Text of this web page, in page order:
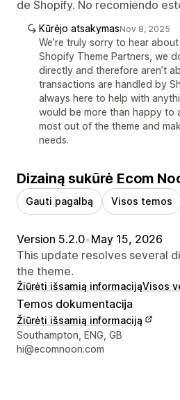
de Shopify. No recomiendo
Kūrėjo atsakymasNov 8, 2025
We’re truly sorry to hear
Shopify Theme Partners, we
directly and therefore aren’t
transactions are handled by
always here to help with
would be more than happy to
most out of the theme and
needs.
Dizainą sukūrė Ecom
Gauti pagalbą Visos temos
Version 5.2.0•May 15, 2026
This update resolves several
the theme.
Žiūrėti išsamią informacijąVisos
Temos dokumentacija
Žiūrėti išsamią informaciją
Kūrėjo kontaktiniai duomenys
Southampton, ENG, GB
hi@ecomnoon.com